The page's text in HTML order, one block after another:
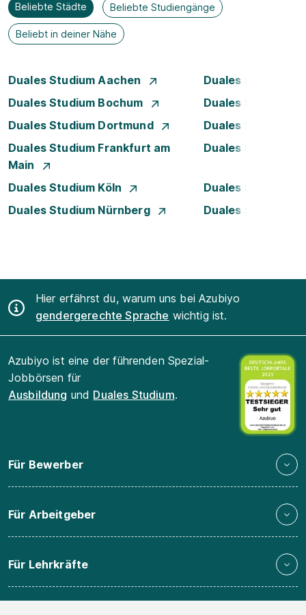
Beliebte Städte Beliebte Studiengänge
Beliebt in deiner Nähe
Duales Studium Aachen
Duales Studium
Duales Studium Bochum
Duales Studium
Duales Studium Dortmund
Duales Studium
Duales Studium Frankfurt am
Main
Duales Studium
Duales Studium Köln
Duales Studium
Duales Studium Nürnberg
Duales Studium
Hier erfährst du, warum uns bei Azubiyo
gendergerechte Sprache wichtig ist.
Azubiyo ist eine der führenden Spezial-
Jobbörsen für
Ausbildung und Duales Studium.
Für Bewerber
Für Arbeitgeber
Für Lehrkräfte